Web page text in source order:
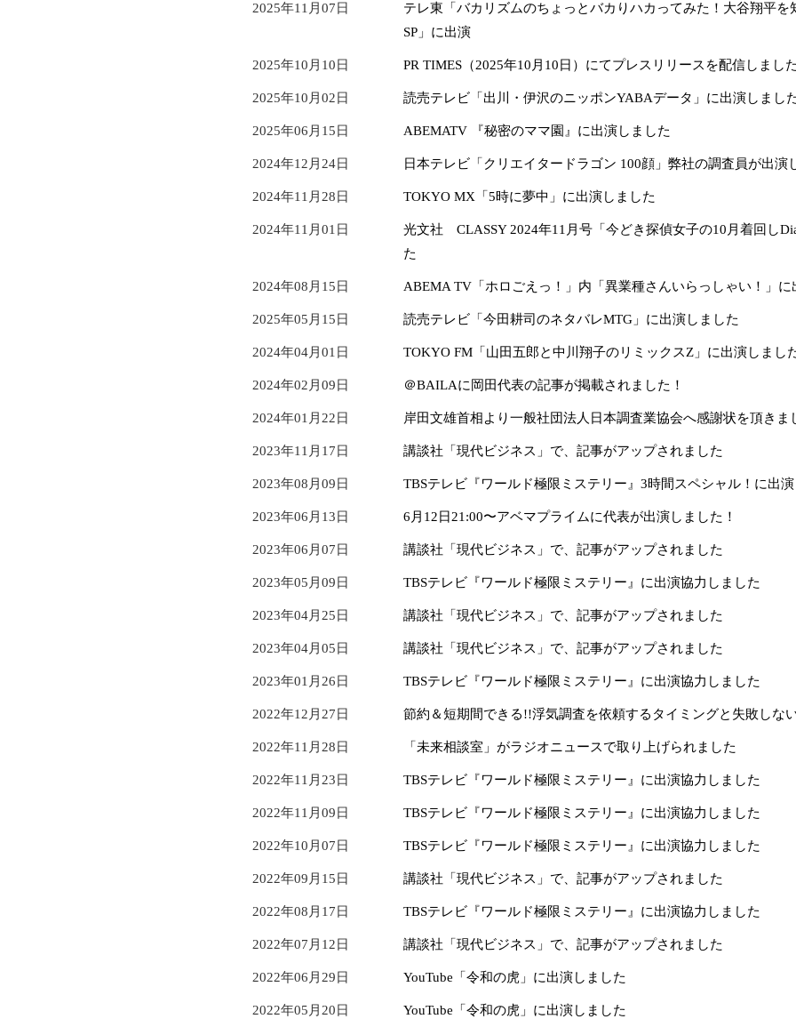
2025年11月07日
テレ東「バカリズムのちょっとバカりハカってみた！大谷翔平を
SP」に出演
2025年10月10日 PR TIMES（2025年10月10日）にてプレスリリースを配信しました
2025年10月02日 読売テレビ「出川・伊沢のニッポンYABAデータ」に出演しまし
2025年06月15日 ABEMATV 『秘密のママ園』に出演しました
2024年12月24日 日本テレビ「クリエイタードラゴン 100顔」弊社の調査員が出演
2024年11月28日 TOKYO MX「5時に夢中」に出演しました
2024年11月01日
光文社 CLASSY 2024年11月号「今どき探偵女子の10月着回し
た
2024年08月15日 ABEMA TV「ホロごえっ！」内「異業種さんいらっしゃい！」に
2025年05月15日 読売テレビ「今田耕司のネタバレMTG」に出演しました
2024年04月01日 TOKYO FM「山田五郎と中川翔子のリミックスZ」に出演しまし
2024年02月09日 ＠BAILAに岡田代表の記事が掲載されました！
2024年01月22日 岸田文雄首相より一般社団法人日本調査業協会へ感謝状を頂きま
2023年11月17日 講談社「現代ビジネス」で、記事がアップされました
2023年08月09日 TBSテレビ『ワールド極限ミステリー』3時間スペシャル！に出
2023年06月13日 6月12日21:00〜アベマプライムに代表が出演しました！
2023年06月07日 講談社「現代ビジネス」で、記事がアップされました
2023年05月09日 TBSテレビ『ワールド極限ミステリー』に出演協力しました
2023年04月25日 講談社「現代ビジネス」で、記事がアップされました
2023年04月05日 講談社「現代ビジネス」で、記事がアップされました
2023年01月26日 TBSテレビ『ワールド極限ミステリー』に出演協力しました
2022年12月27日 節約＆短期間できる!!浮気調査を依頼するタイミングと失敗しな
2022年11月28日 「未来相談室」がラジオニュースで取り上げられました
2022年11月23日 TBSテレビ『ワールド極限ミステリー』に出演協力しました
2022年11月09日 TBSテレビ『ワールド極限ミステリー』に出演協力しました
2022年10月07日 TBSテレビ『ワールド極限ミステリー』に出演協力しました
2022年09月15日 講談社「現代ビジネス」で、記事がアップされました
2022年08月17日 TBSテレビ『ワールド極限ミステリー』に出演協力しました
2022年07月12日 講談社「現代ビジネス」で、記事がアップされました
2022年06月29日 YouTube「令和の虎」に出演しました
2022年05月20日 YouTube「令和の虎」に出演しました